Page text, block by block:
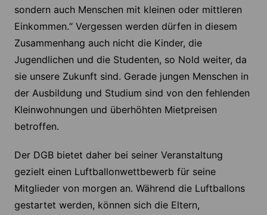
sondern auch Menschen mit kleinen oder mittleren
Einkommen.“ Vergessen werden dürfen in diesem
Zusammenhang auch nicht die Kinder, die
Jugendlichen und die Studenten, so Nold weiter, da
sie unsere Zukunft sind. Gerade jungen Menschen in
der Ausbildung und Studium sind von den fehlenden
Kleinwohnungen und überhöhten Mietpreisen
betroffen.
Der DGB bietet daher bei seiner Veranstaltung
gezielt einen Luftballonwettbewerb für seine
Mitglieder von morgen an. Während die Luftballons
gestartet werden, können sich die Eltern,